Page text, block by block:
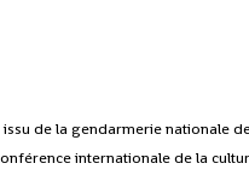
de la gendarmerie nationale
internationale de la